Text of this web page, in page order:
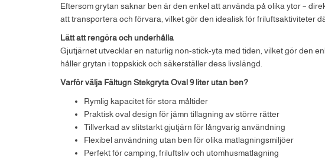
Eftersom grytan saknar ben är den enkel att använda på olika ytor –
att transportera och förvara, vilket gör den idealisk för friluftsaktiviteter
Lätt att rengöra och underhålla
Gjutjärnet utvecklar en naturlig non-stick-yta med tiden, vilket gör den
håller grytan i toppskick och säkerställer dess livslängd.
Varför välja Fältugn Stekgryta Oval 9 liter utan ben?
Rymlig kapacitet för stora måltider
Praktisk oval design för jämn tillagning av större rätter
Tillverkad av slitstarkt gjutjärn för långvarig användning
Flexibel användning utan ben för olika matlagningsmiljöer
Perfekt för camping, friluftsliv och utomhusmatlagning